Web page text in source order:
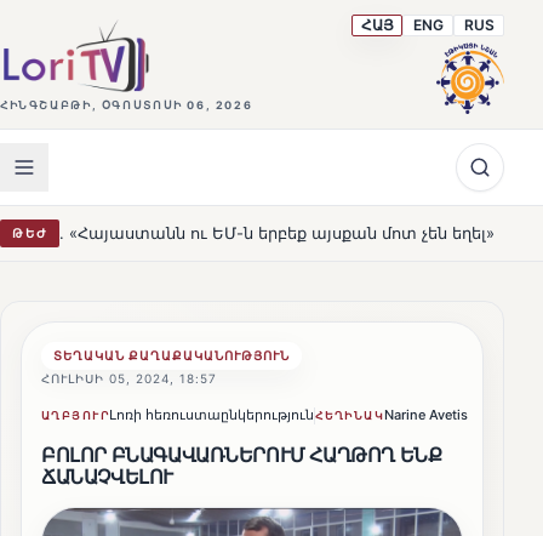
ՀԻՆԳՇԱԲԹԻ, ՕԳՈՍՏՈՍԻ 06, 2026
ՀԱՅ ENG RUS
ԹԵԺԵՄ-ն երբեք այսքան մոտ չեն եղել» HOT Լեռնահովիտի
ՏԵՂԱԿԱՆ ՔԱՂԱՔԱԿԱՆՈՒԹՅՈՒՆ
ՀՈՒԼԻՍԻ 05, 2024, 18:57
ԱՂԲՅՈՒՐԼոռի հեռուստաընկերությունՀԵՂԻՆԱԿNarine Avetisyan
ԲՈԼՈՐ ԲՆԱԳԱՎԱՌՆԵՐՈՒՄ ՀԱՂԹՈՂ ԵՆՔ
ՃԱՆԱՉՎԵԼՈՒ